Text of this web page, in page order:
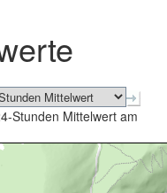
schließen
Stunden Mittelwert am